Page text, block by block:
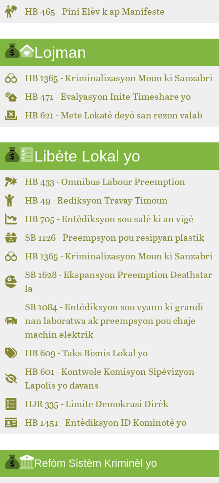
HB 465 - Pini Elèv k ap Manifeste
Lojman
HB 1365 - Kriminalizasyon Moun ki Sanzabri
HB 471 - Evalyasyon Inite Timeshare yo
HB 621 - Mete Lokatè deyò san rezon valab
Libète Lokal yo
HB 433 - Omnibus Labour Preemption
HB 49 - Rediksyon Travay Timoun
HB 705 - Entèdiksyon sou salè ki an vigè
SB 1126 - Preempsyon pou resipyan plastik
HB 1365 - Kriminalizasyon Moun ki Sanzabri
SB 1628 - Ekspansyon Preemption Deathstar
la
SB 1084 - Entèdiksyon sou vyann ki grandi
nan laboratwa ak preempsyon pou chaje
machin elektrik
HB 609 - Taks Biznis Lokal yo
HB 601 - Kontwole Komisyon Sipèvizyon
Lapolis yo davans
HJR 335 - Limite Demokrasi Dirèk
HB 1451 - Entèdiksyon ID Kominotè yo
Refòm Sistèm Kriminèl yo